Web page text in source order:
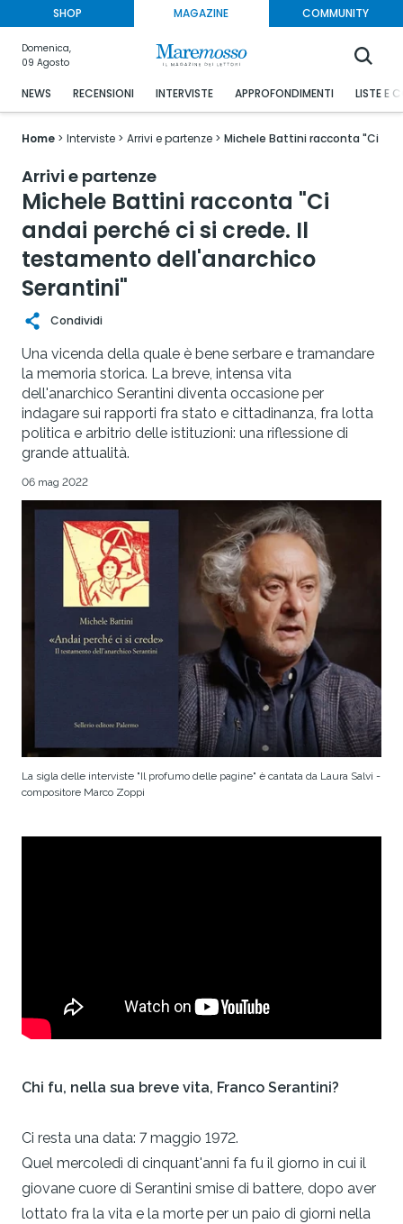
SHOP MAGAZINE COMMUNITY
Domenica,
09 Agosto
NEWS RECENSIONI INTERVISTE APPROFONDIMENTI LISTE E
Home Interviste Arrivi e partenze Michele Battini racconta "Ci
Arrivi e partenze
Michele Battini racconta "Ci
andai perché ci si crede. Il
testamento dell'anarchico
Serantini"
Condividi
Una vicenda della quale è bene serbare e tramandare
la memoria storica. La breve, intensa vita
dell'anarchico Serantini diventa occasione per
indagare sui rapporti fra stato e cittadinanza, fra lotta
politica e arbitrio delle istituzioni: una riflessione di
grande attualità.
06 mag 2022
La sigla delle interviste "Il profumo delle pagine" è cantata da Laura Salvi -
compositore Marco Zoppi
Chi fu, nella sua breve vita, Franco Serantini?
Ci resta una data: 7 maggio 1972.
Quel mercoledì di cinquant'anni fa fu il giorno in cui il
giovane cuore di Serantini smise di battere, dopo aver
lottato fra la vita e la morte per un paio di giorni nella